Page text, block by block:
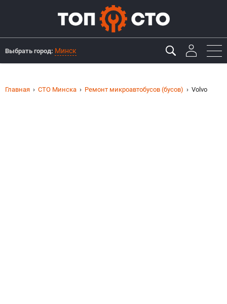
Выбрать город: Минск
Главная СТО Минска Ремонт микроавтобусов (бусов) Volvo